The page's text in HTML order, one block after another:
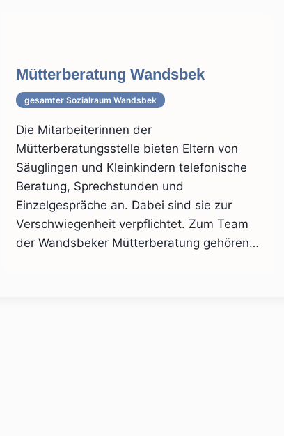
Mütterberatung Wandsbek
gesamter Sozialraum Wandsbek
Die Mitarbeiterinnen der
Mütterberatungsstelle bieten Eltern von
Säuglingen und Kleinkindern telefonische
Beratung, Sprechstunden und
Einzelgespräche an. Dabei sind sie zur
Verschwiegenheit verpflichtet. Zum Team
der Wandsbeker Mütterberatung gehören…